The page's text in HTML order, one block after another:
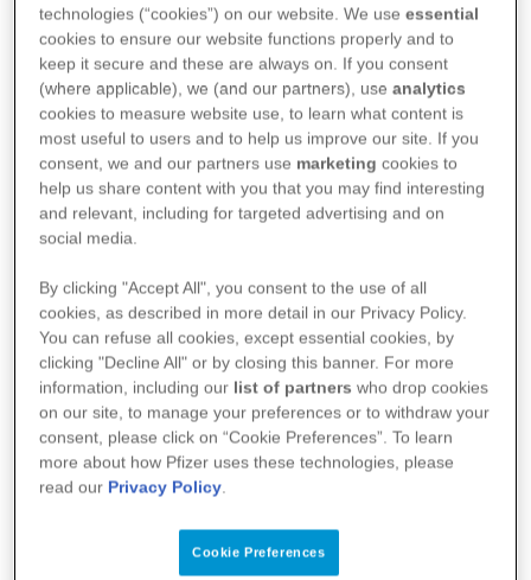
muilla. Toisaalta pneumokokkitaudin jälkeen
sydänsairauden riski kasvaa.
Pneumokokkitaudit ja influenssa ovat länsimaissa
merkittäviä tartuntatauteja. Pneumokokkitaudit
alkavat yleistyä jo 50 vuoden iässä. Suojautumalla
voit kuitenkin ehkäistä tartuntoja.
Virukset petaavat tietä
pneumokokkibakteerille
Pneumokokki on bakteeri, jonka luonnollinen
asuinpaikka on nenänielu. Se voi asustaa
nenänielussa aiheuttamatta harmia, ja usein
tekeekin näin. Kroonisissa sydänsairauksissa
heikentynyt hapetus ja verenkierto altistavat
pneumokokin aiheuttamille infektioille.
technologies (“cookies”) on our website. We useessential
cookies to ensure our website functions properly and to
keep it secure and these are always on. If you consent
(where applicable), we (and our partners), useanalytics
cookies to measure website use, to learn what content is
most useful to users and to help us improve our site. If you
consent, we and our partners use marketing cookies to
help us share content with you that you may find interesting
and relevant, including for targeted advertising and on
social media.
By clicking "Accept All", you consent to the use of all
cookies, as described in more detail in our Privacy Policy.
You can refuse all cookies, except essential cookies, by
clicking "Decline All" or by closing this banner. For more
information, including our list of partners who drop cookies
on our site, to manage your preferences or to withdraw your
consent, please click on “Cookie Preferences”. To learn
more about how Pfizer uses these technologies, please
read our Privacy Policy.
Cookie Preferences